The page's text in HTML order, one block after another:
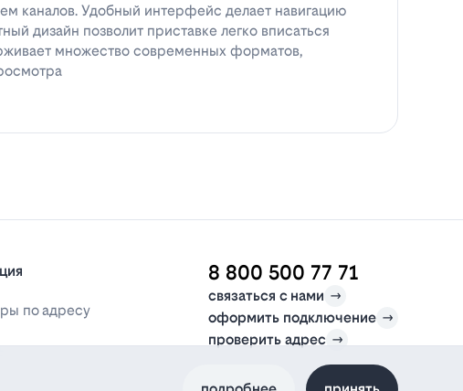
каналов. Удобный интерфейс делает навигацию
дизайн позволит приставке легко вписаться
множество современных форматов,
по адресу
8 800 500 77 71
связаться с нами
оформить подключение
проверить адрес